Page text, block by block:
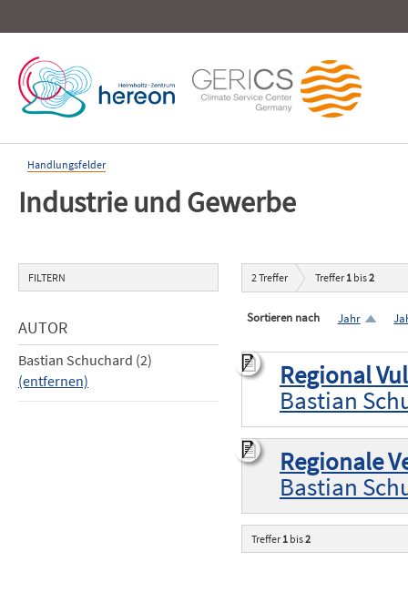
Handlungsfelder
Industrie und Gewerbe
FILTERN
AUTOR
Bastian Schuchard (2)
(entfernen)
2Treffer Treffer 1 bis2
Sortieren nach Jahr
Regional
Bastian
Regionale
Bastian
Treffer 1 bis2